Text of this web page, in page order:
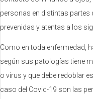
personas en distintas partes
prevenidas y atentas a los
Como en toda enfermedad,
según sus patologías tiene
o virus y que debe redoblar
caso del Covid-19 son las